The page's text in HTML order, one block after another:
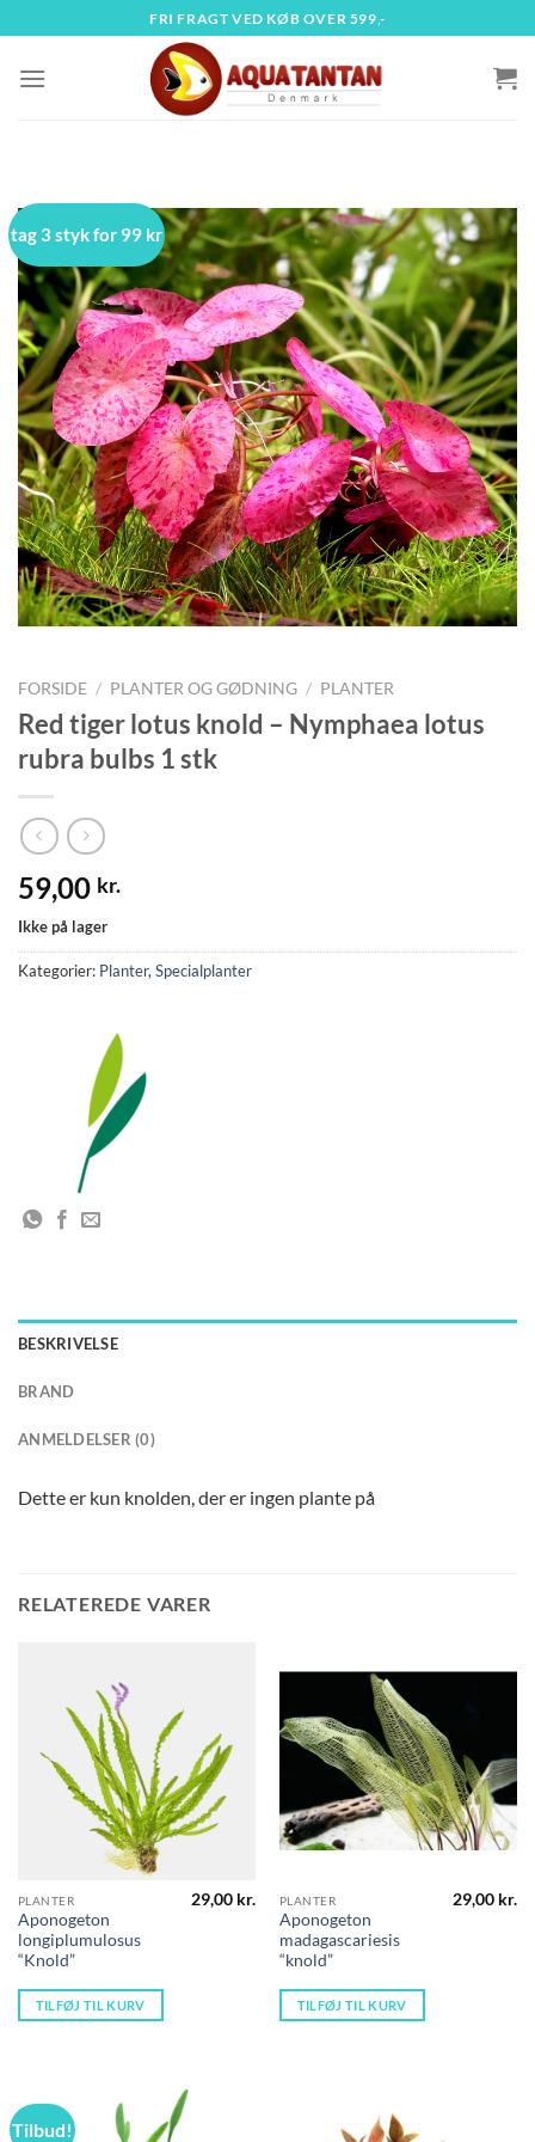
til
indhold
FRI FRAGT VED KØB OVER 599,-
tag 3 styk for 99 kr
FORSIDE / PLANTER OG GØDNING / PLANTER
Red tiger lotus knold – Nymphaea lotus
rubra bulbs 1 stk
59,00 kr.
Ikke på lager
Kategorier: Planter,Specialplanter
BESKRIVELSE
BRAND
ANMELDELSER (0)
Dette er kun knolden, der er ingen plante på
RELATEREDE VARER
PLANTER
Aponogeton
longiplumulosus
“Knold”
29,00 kr.
TILFØJ TIL KURV
PLANTER
Aponogeton
madagascariesis
“knold”
29,00 kr.
TILFØJ TIL KURV
Tilbud!